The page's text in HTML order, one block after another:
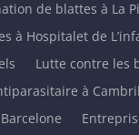
de blattes à La
à Hospitalet de
Lutte contre les
à